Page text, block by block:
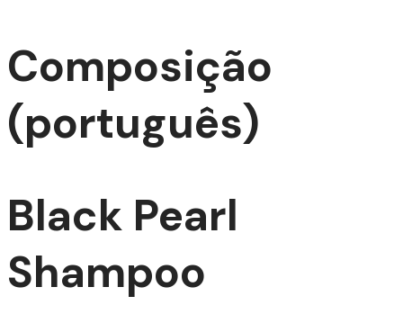
Composição
(português)
Black Pearl
Shampoo